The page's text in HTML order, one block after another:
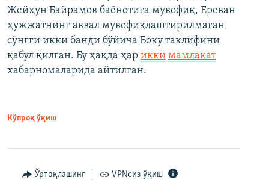
Жейҳун Байрамов баёнотига мувофиқ, Ереван
ҳужжатнинг аввал мувофиқлаштирилмаган
сўнгги икки банди бўйича Боку таклифини
қабул қилган. Бу ҳақда ҳар икки мамлакат
хабарномаларида айтилган.
Кўпроқ ўқиш
Ўртоқлашинг VPNсиз ўқиш